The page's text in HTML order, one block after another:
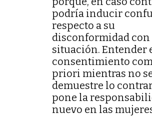
podría inducir
respecto a su
disconformidad con
situación. Entender
consentimiento
priori mientras no
demuestre lo
pone la
nuevo en las